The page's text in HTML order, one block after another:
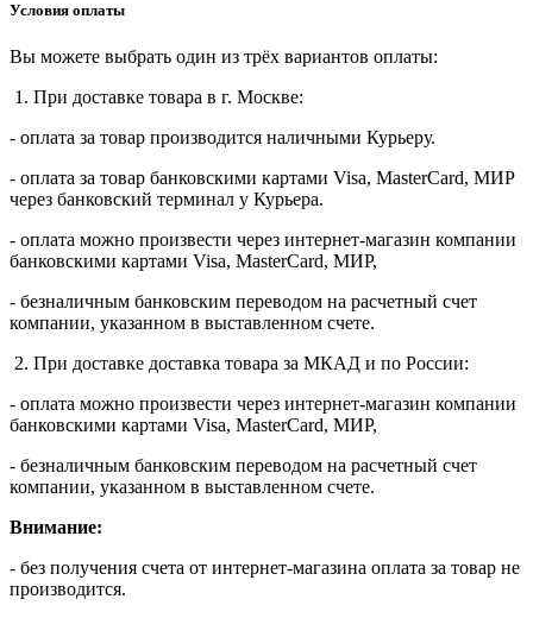
Условия оплаты
Вы можете выбрать один из трёх вариантов оплаты:
1. При доставке товара в г. Москве:
- оплата за товар производится наличными Курьеру.
- оплата за товар банковскими картами Visa, MasterСard, МИР
через банковский терминал у Курьера.
- оплата можно произвести через интернет-магазин компании
банковскими картами Visa, MasterСard, МИР,
- безналичным банковским переводом на расчетный счет
компании, указанном в выставленном счете.
2. При доставке доставка товара за МКАД и по России:
- оплата можно произвести через интернет-магазин компании
банковскими картами Visa, MasterСard, МИР,
- безналичным банковским переводом на расчетный счет
компании, указанном в выставленном счете.
Внимание:
- без получения счета от интернет-магазина оплата за товар не
производится.